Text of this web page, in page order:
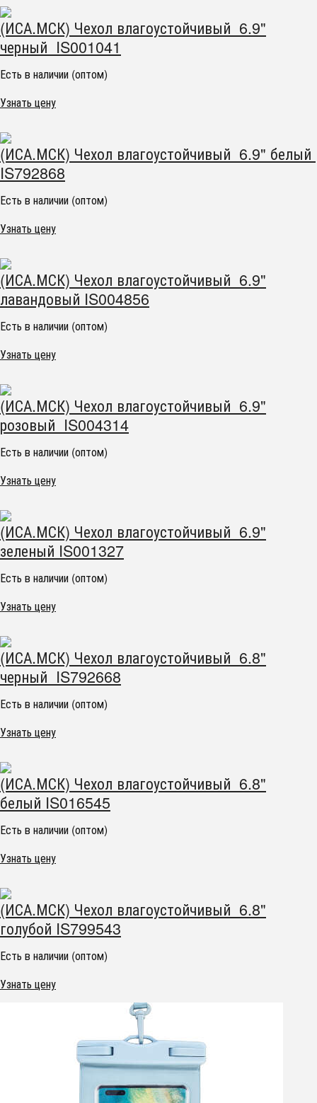
(ИСА.МСК) Чехол влагоустойчивый 6.9"
черный IS001041
Есть в наличии (оптом)
Узнать цену
(ИСА.МСК) Чехол влагоустойчивый 6.9" белый
IS792868
Есть в наличии (оптом)
Узнать цену
(ИСА.МСК) Чехол влагоустойчивый 6.9"
лавандовый IS004856
Есть в наличии (оптом)
Узнать цену
(ИСА.МСК) Чехол влагоустойчивый 6.9"
розовый IS004314
Есть в наличии (оптом)
Узнать цену
(ИСА.МСК) Чехол влагоустойчивый 6.9"
зеленый IS001327
Есть в наличии (оптом)
Узнать цену
(ИСА.МСК) Чехол влагоустойчивый 6.8"
черный IS792668
Есть в наличии (оптом)
Узнать цену
(ИСА.МСК) Чехол влагоустойчивый 6.8"
белый IS016545
Есть в наличии (оптом)
Узнать цену
(ИСА.МСК) Чехол влагоустойчивый 6.8"
голубой IS799543
Есть в наличии (оптом)
Узнать цену